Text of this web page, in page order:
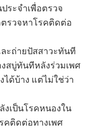
ระจำเพื่อตรวจ
ตรวจหาโรคติดต่อ
ะถ่ายปัสสาวะทันที
สบู่ทันทีหลังร่วมเพศ
ด้บ้าง แต่ไม่ใช่ว่า
งเป็นโรคหนองใน
คติดต่อทางเพศ